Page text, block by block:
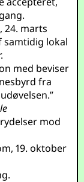
24. marts
samtidig lokal
med beviser
fra
mod
19. oktober